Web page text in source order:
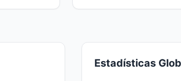
Estadísticas